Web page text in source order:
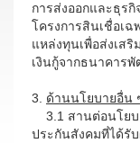
การส่งออกและธุร
โครงการสินเชื่อเ
แหล่งทุนเพื่อส่งเส
เงินกู้จากธนาคาร
3. ด้านนโยบายอื่น
3.1 สานต่อนโยบ
ประกันสังคมที่ได้รั